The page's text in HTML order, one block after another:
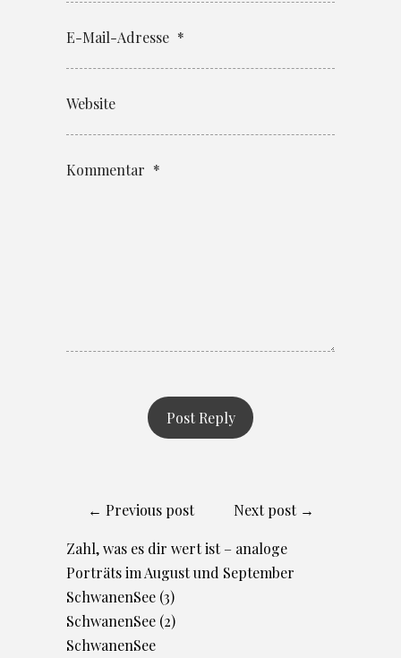
E-Mail-Adresse *
Website
Kommentar *
← Previous post Next post →
Zahl, was es dir wert ist – analoge
Porträts im August und September
SchwanenSee (3)
SchwanenSee (2)
SchwanenSee